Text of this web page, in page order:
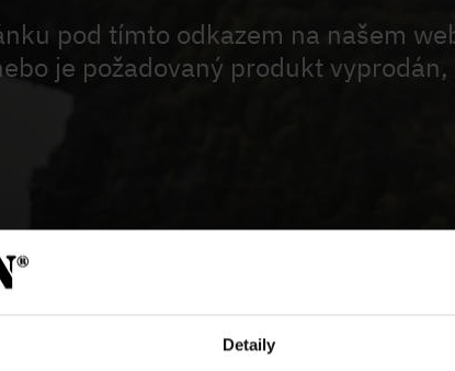
Detaily
pod tímto odkazem na našem
je požadovaný produkt